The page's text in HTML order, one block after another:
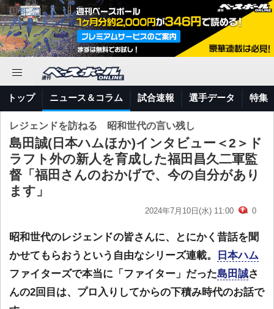
トップ ニュース＆コラム 試合速報 選手データ 特集
レジェンドを訪ねる 昭和世代の言い残し
島田誠(日本ハムほか)インタビュー＜2＞ド
ラフト外の新人を育成した福田昌久二軍監
督「福田さんのおかげで、今の自分があり
ます」
2024年7月10日(水) 11:00 0
昭和世代のレジェンドの皆さんに、とにかく昔話を聞
かせてもらおうという自由なシリーズ連載。
日本ハム
ファイターズで本当に「ファイター」だった島田誠さ
んの2回目は、プロ入りしてからの下積み時代のお話で